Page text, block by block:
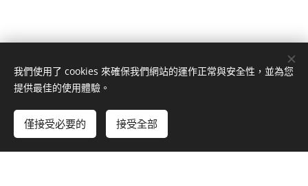
© 2024 Kaikki oikeudet pidätetään
Copyright Skyline Legal Oy 2026 Cookies
我們使用了 cookies 來確保我們網站的運作正常與安全性，並為您
提供最佳的使用體驗。
僅接受必要的 接受全部